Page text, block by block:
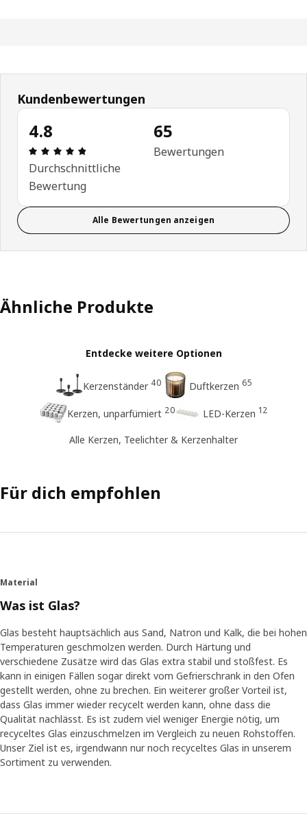
Kundenbewertungen
4.8
Bewertung: 4.8 von 5 Sterne Anzahl der
Durchschnittliche
Bewertung
65
Bewertungen
Alle Bewertungen anzeigen
Ähnliche Produkte
Entdecke weitere Optionen
Kerzenständer 40 Duftkerzen 65
Kerzen, unparfümiert 20 LED-Kerzen 12
Alle Kerzen, Teelichter & Kerzenhalter
Für dich empfohlen
Material
Was ist Glas?
Glas besteht hauptsächlich aus Sand, Natron und Kalk, die bei hohen
Temperaturen geschmolzen werden. Durch Härtung und
verschiedene Zusätze wird das Glas extra stabil und stoßfest. Es
kann in einigen Fällen sogar direkt vom Gefrierschrank in den Ofen
gestellt werden, ohne zu brechen. Ein weiterer großer Vorteil ist,
dass Glas immer wieder recycelt werden kann, ohne dass die
Qualität nachlässt. Es ist zudem viel weniger Energie nötig, um
recyceltes Glas einzuschmelzen im Vergleich zu neuen Rohstoffen.
Unser Ziel ist es, irgendwann nur noch recyceltes Glas in unserem
Sortiment zu verwenden.